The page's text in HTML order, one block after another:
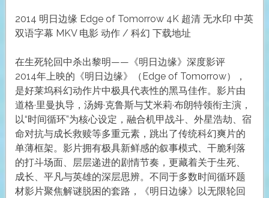
2014 明日边缘 Edge of Tomorrow 4K 超清 无水印 中英
双语字幕 MKV 电影 动作 / 科幻 下载地址
在生死轮回中杀出黎明——《明日边缘》深度影评
2014年上映的《明日边缘》（Edge of Tomorrow），
是好莱坞科幻动作片中极具代表性的黑马佳作。影片由
道格·里曼执导，汤姆·克鲁斯与艾米莉·布朗特领衔主演，
以“时间循环”为核心设定，融合机甲战斗、外星浩劫、宿
命对抗与成长救赎等多重元素，跳出了传统科幻爽片的
单薄框架。影片拥有极具新鲜感的叙事模式、干脆利落
的打斗场面、层层递进的剧情节奏，更藏着关于生死、
成长、平凡与英雄的深层思辨。不同于多数时间循环题
材影片聚焦解谜脱困的套路，《明日边缘》以无限轮回